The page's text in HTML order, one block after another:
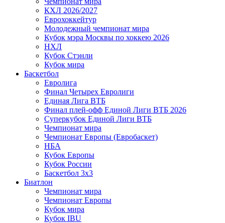
КХЛ 2026/2027
Еврохоккейтур
Молодежный чемпионат мира
Кубок мэра Москвы по хоккею 2026
НХЛ
Кубок Стэнли
Кубок мира
Баскетбол
Евролига
Финал Четырех Евролиги
Единая Лига ВТБ
Финал плей-офф Единой Лиги ВТБ 2026
Суперкубок Единой Лиги ВТБ
Чемпионат мира
Чемпионат Европы (Евробаскет)
НБА
Кубок Европы
Кубок России
Баскетбол 3х3
Биатлон
Чемпионат мира
Чемпионат Европы
Кубок мира
Кубок IBU